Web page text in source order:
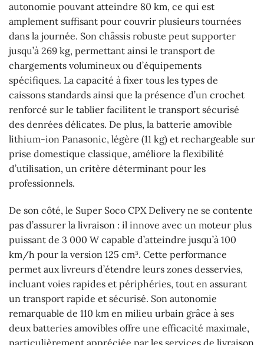
autonomie pouvant atteindre 80 km, ce qui est
amplement suffisant pour couvrir plusieurs tournées
dans la journée. Son châssis robuste peut supporter
jusqu’à 269 kg, permettant ainsi le transport de
chargements volumineux ou d’équipements
spécifiques. La capacité à fixer tous les types de
caissons standards ainsi que la présence d’un crochet
renforcé sur le tablier facilitent le transport sécurisé
des denrées délicates. De plus, la batterie amovible
lithium-ion Panasonic, légère (11 kg) et rechargeable sur
prise domestique classique, améliore la flexibilité
d’utilisation, un critère déterminant pour les
professionnels.
De son côté, le Super Soco CPX Delivery ne se contente
pas d’assurer la livraison : il innove avec un moteur plus
puissant de 3 000 W capable d’atteindre jusqu’à 100
km/h pour la version 125 cm³. Cette performance
permet aux livreurs d’étendre leurs zones desservies,
incluant voies rapides et périphéries, tout en assurant
un transport rapide et sécurisé. Son autonomie
remarquable de 110 km en milieu urbain grâce à ses
deux batteries amovibles offre une efficacité maximale,
particulièrement appréciée par les services de livraison